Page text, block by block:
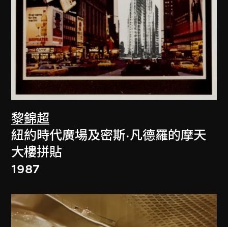
黎錦超
紐約時代廣場及密斯·凡德羅的摩天
大樓拼貼
1987